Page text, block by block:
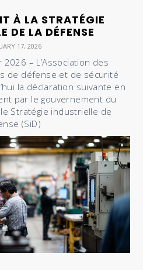
À LA STRATÉGIE
DE LA DÉFENSE
17, 2026
2026 – L’Association des
de défense et de sécurité
la déclaration suivante en
par le gouvernement du
Stratégie industrielle de
(SiD)